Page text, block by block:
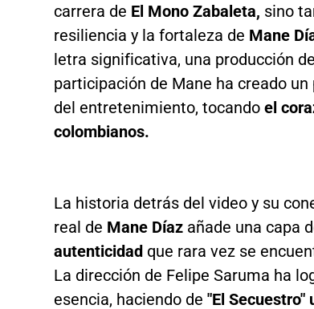
carrera de El Mono Zabaleta, sino
resiliencia y la fortaleza de Mane
letra significativa, una producción
participación de Mane ha creado
del entretenimiento, tocando el
colombianos.
La historia detrás del video y su
real de Mane Díazañade una capa
autenticidad que rara vez se
La dirección de Felipe Saruma ha
esencia, haciendo de "El Secuestro"